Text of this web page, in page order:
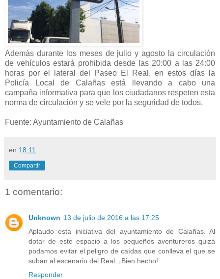
Además durante los meses de julio y agosto la circulación
de vehículos estará prohibida desde las 20:00 a las 24:00
horas por el lateral del Paseo El Real, en estos días la
Policía Local de Calañas está llevando a cabo una
campaña informativa para que los ciudadanos respeten esta
norma de circulación y se vele por la seguridad de todos.
Fuente: Ayuntamiento de Calañas
en 18:11
Compartir
1 comentario:
Unknown 13 de julio de 2016 a las 17:25
Aplaudo esta iniciativa del ayuntamiento de Calañas. Al
dotar de este espacio a los pequeños aventureros quizá
podamos evitar el peligro de caídas que conlleva el que se
suban al escenario del Real. ¡Bien hecho!
Responder